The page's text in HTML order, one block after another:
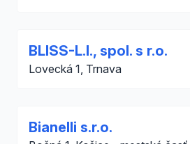
BLISS-L.I., spol. s r.o.
Lovecká 1, Trnava
Bianelli s.r.o.